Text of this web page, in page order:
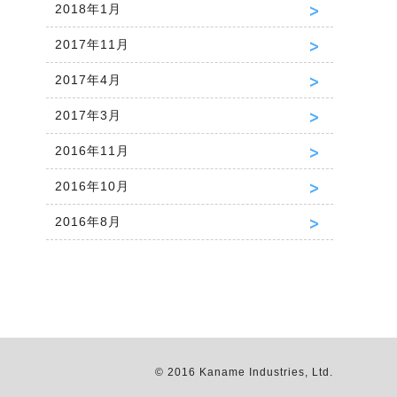
2018年1月
2017年11月
2017年4月
2017年3月
2016年11月
2016年10月
2016年8月
© 2016 Kaname Industries, Ltd.